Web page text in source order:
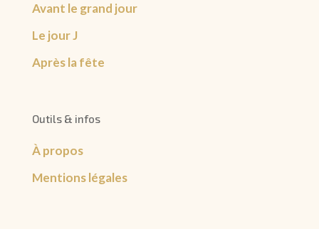
Avant le grand jour
Le jour J
Après la fête
Outils & infos
À propos
Mentions légales